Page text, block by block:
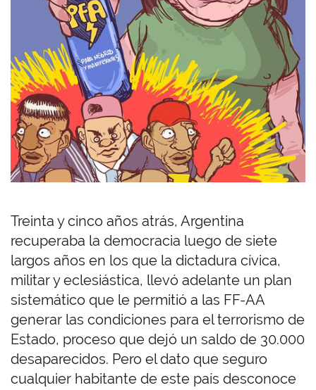
Treinta y cinco años atrás, Argentina
recuperaba la democracia luego de siete
largos años en los que la dictadura cívica,
militar y eclesiástica, llevó adelante un plan
sistemático que le permitió a las FF-AA
generar las condiciones para el terrorismo de
Estado, proceso que dejó un saldo de 30.000
desaparecidos. Pero el dato que seguro
cualquier habitante de este país desconoce